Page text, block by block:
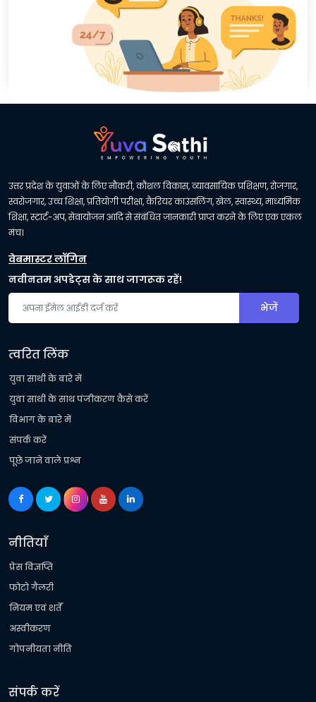
उत्तर प्रदेश के युवाओं के लिए नौकरी, कौशल विकास, व्यावसायिक प्रशिक्षण, रोजगार,
स्वरोजगार, उच्च शिक्षा, प्रतियोगी परीक्षा, कैरियर काउंसलिंग, खेल, स्वास्थ्य, माध्यमिक
शिक्षा, स्टार्ट-अप, सेवायोजन आदि से संबंधित जानकारी प्राप्त करने के लिए एक एकल
मंच।
वेबमास्टर लॉगिन
नवीनतम अपडेट्स के साथ जागरूक रहें!
भेजें
त्वरित लिंक
युवा साथी के बारे में
युवा साथी के साथ पंजीकरण कैसे करें
विभाग के बारे में
संपर्क करें
पूछे जाने वाले प्रश्न
नीतियाँ
प्रेस विज्ञप्ति
फोटो गैलरी
नियम एवं शर्तें
अस्वीकरण
गोपनीयता नीति
संपर्क करें